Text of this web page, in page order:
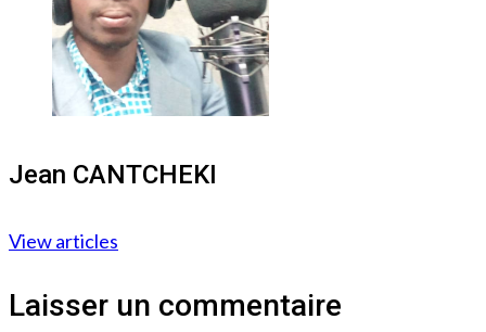
Jean CANTCHEKI
View articles
Laisser un commentaire